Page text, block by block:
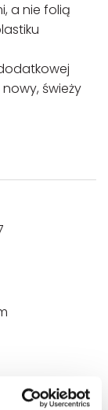
a nie folią
świeży